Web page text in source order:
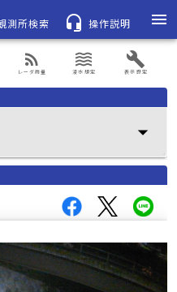
測所検索 headset_mic 操作説明
menu
レーダ雨量
rss_feed
浸水想定
waves
表示設定
build
arrow_drop_down